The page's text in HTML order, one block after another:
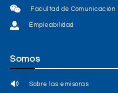
Facultad de Comunicación
Empleabilidad
Somos
Sobre las emisoras